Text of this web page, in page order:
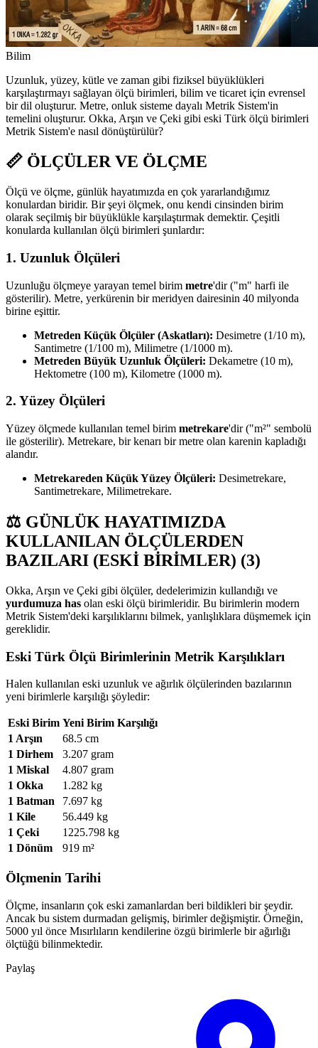
Bilim
Uzunluk, yüzey, kütle ve zaman gibi fiziksel büyüklükleri
karşılaştırmayı sağlayan ölçü birimleri, bilim ve ticaret için evrensel
bir dil oluşturur. Metre, onluk sisteme dayalı Metrik Sistem'in
temelini oluşturur. Okka, Arşın ve Çeki gibi eski Türk ölçü birimleri
Metrik Sistem'e nasıl dönüştürülür?
📏 ÖLÇÜLER VE ÖLÇME
Ölçü ve ölçme, günlük hayatımızda en çok yararlandığımız
konulardan biridir. Bir şeyi ölçmek, onu kendi cinsinden birim
olarak seçilmiş bir büyüklükle karşılaştırmak demektir. Çeşitli
konularda kullanılan ölçü birimleri şunlardır:
1. Uzunluk Ölçüleri
Uzunluğu ölçmeye yarayan temel birim metre'dir ("m" harfi ile
gösterilir). Metre, yerkürenin bir meridyen dairesinin 40 milyonda
birine eşittir.
Metreden Küçük Ölçüler (Askatları): Desimetre (1/10 m),
Santimetre (1/100 m), Milimetre (1/1000 m).
Metreden Büyük Uzunluk Ölçüleri: Dekametre (10 m),
Hektometre (100 m), Kilometre (1000 m).
2. Yüzey Ölçüleri
Yüzey ölçmede kullanılan temel birim metrekare'dir ("m²" sembolü
ile gösterilir). Metrekare, bir kenarı bir metre olan karenin kapladığı
alandır.
Metrekareden Küçük Yüzey Ölçüleri: Desimetrekare,
Santimetrekare, Milimetrekare.
⚖️ GÜNLÜK HAYATIMIZDA
KULLANILAN ÖLÇÜLERDEN
BAZILARI (ESKİ BİRİMLER) (3)
Okka, Arşın ve Çeki gibi ölçüler, dedelerimizin kullandığı ve
yurdumuza has olan eski ölçü birimleridir. Bu birimlerin modern
Metrik Sistem'deki karşılıklarını bilmek, yanlışlıklara düşmemek için
gereklidir.
Eski Türk Ölçü Birimlerinin Metrik Karşılıkları
Halen kullanılan eski uzunluk ve ağırlık ölçülerinden bazılarının
yeni birimlerle karşılığı şöyledir:
Eski Birim Yeni Birim Karşılığı
1 Arşın
68.5 cm
1 Dirhem
3.207 gram
1 Miskal
4.807 gram
1 Okka
1.282 kg
1 Batman
7.697 kg
1 Kile
56.449 kg
1 Çeki
1225.798 kg
1 Dönüm
919 m²
Ölçmenin Tarihi
Ölçme, insanların çok eski zamanlardan beri bildikleri bir şeydir.
Ancak bu sistem durmadan gelişmiş, birimler değişmiştir. Örneğin,
5000 yıl önce Mısırlıların kendilerine özgü birimlerle bir ağırlığı
ölçtüğü bilinmektedir.
Paylaş